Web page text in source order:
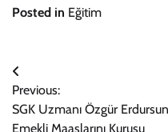
Posted in Eğitim
Yazı
gezinmesi
Previous:
SGK Uzmanı Özgür
Emekli Maaşlarını Kuruşu